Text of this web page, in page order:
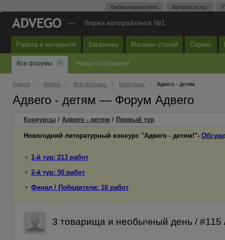
Биржа маркетинга Каталог услуг
— биржа копирайтинга №1
Работа в интернете Заказчику Магазин статей Сервис
Все форумы Новые сообщения
Адвего Форум Все форумы Конкурсы Адвего - детям
Адвего - детям — Форум Адвего
Конкурсы / Адвего - детям / Первый тур
Новогодний литературный конкурс "Адвего - детям!"-
1-й тур: 213 работ
2-й тур: 50 работ
Финал / Победители: 10 работ
3 товарища и необычный день / #115